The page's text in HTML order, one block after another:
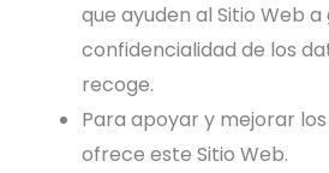
que ayuden al Sitio Web
confidencialidad de los
recoge.
Para apoyar y mejorar
ofrece este Sitio Web.